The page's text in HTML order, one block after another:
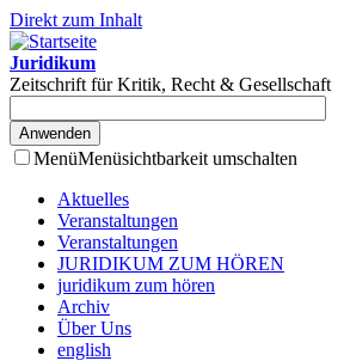
Direkt zum Inhalt
Juridikum
Zeitschrift für Kritik, Recht & Gesellschaft
MenüMenüsichtbarkeit umschalten
Aktuelles
Veranstaltungen
Veranstaltungen
JURIDIKUM ZUM HÖREN
juridikum zum hören
Archiv
Über Uns
english